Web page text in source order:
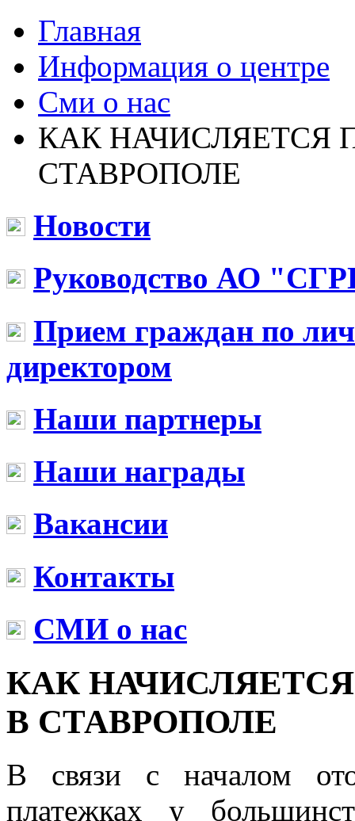
Главная
Информация о центре
Сми о нас
КАК НАЧИСЛЯЕТСЯ
СТАВРОПОЛЕ
Новости
Руководство АО
Прием граждан по
директором
Наши партнеры
Наши награды
Вакансии
Контакты
СМИ о нас
КАК
В СТАВРОПОЛЕ
В связи с началом
платежках у